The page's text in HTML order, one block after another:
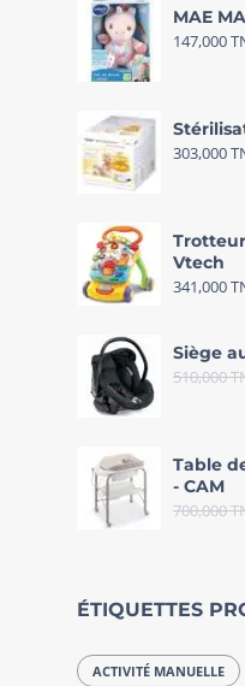
MAE
147,000
303,000
Vtech
341,000
Siège
510,000
Table
- CAM
700,000
ÉTIQUETTES
ACTIVITÉ MANUELLE